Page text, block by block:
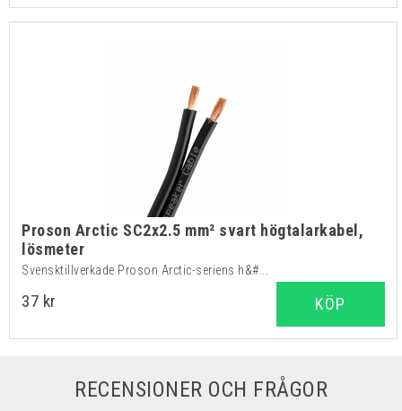
Proson Arctic SC2x2.5 mm² svart högtalarkabel,
lösmeter
Svensktillverkade Proson Arctic-seriens h&#...
37 kr KÖP
RECENSIONER OCH FRÅGOR